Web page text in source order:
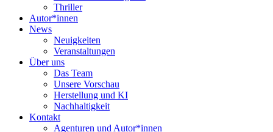
Thriller
Autor*innen
News
Neuigkeiten
Veranstaltungen
Über uns
Das Team
Unsere Vorschau
Herstellung und KI
Nachhaltigkeit
Kontakt
Agenturen und Autor*innen